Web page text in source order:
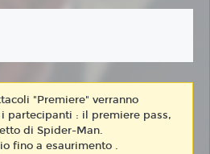
"Premiere" verranno
partecipanti : il premiere pass,
di Spider-Man.
fino a esaurimento .